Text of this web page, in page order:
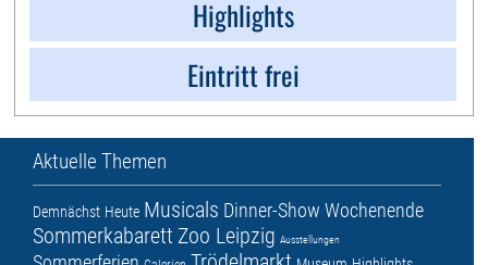
Highlights
Eintritt frei
Aktuelle Themen
Demnächst Heute Musicals Dinner-Show Wochenende
Sommerkabarett Zoo Leipzig Ausstellungen